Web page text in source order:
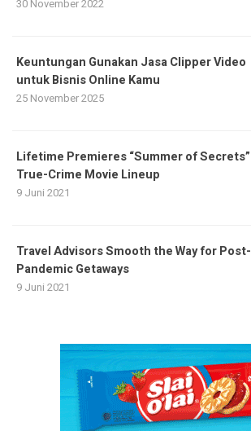
30 November 2022
Keuntungan Gunakan Jasa Clipper Video
untuk Bisnis Online Kamu
25 November 2025
Lifetime Premieres “Summer of Secrets”
True-Crime Movie Lineup
9 Juni 2021
Travel Advisors Smooth the Way for Post-
Pandemic Getaways
9 Juni 2021